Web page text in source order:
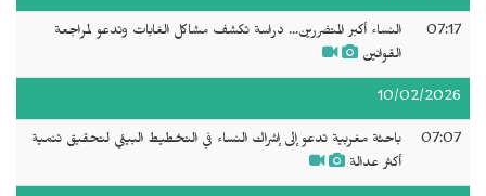
07:17
النساء أكبر المتضررين... دراسة تكشف مشاكل الغابات وتدعو لمراجعة
القوانين
10/02/2026
07:07
باحثة مغربية تدعو إلى إشراك النساء في التخطيط البيئي لتحقيق تنمية
أكثر عدالة